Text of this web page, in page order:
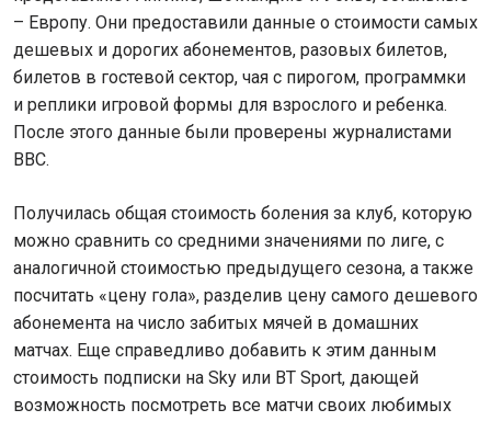
– Европу. Они предоставили данные о стоимости самых
дешевых и дорогих абонементов, разовых билетов,
билетов в гостевой сектор, чая с пирогом, программки
и реплики игровой формы для взрослого и ребенка.
После этого данные были проверены журналистами
BBC.
Получилась общая стоимость боления за клуб, которую
можно сравнить со средними значениями по лиге, с
аналогичной стоимостью предыдущего сезона, а также
посчитать «цену гола», разделив цену самого дешевого
абонемента на число забитых мячей в домашних
матчах. Еще справедливо добавить к этим данным
стоимость подписки на Sky или BT Sport, дающей
возможность посмотреть все матчи своих любимых